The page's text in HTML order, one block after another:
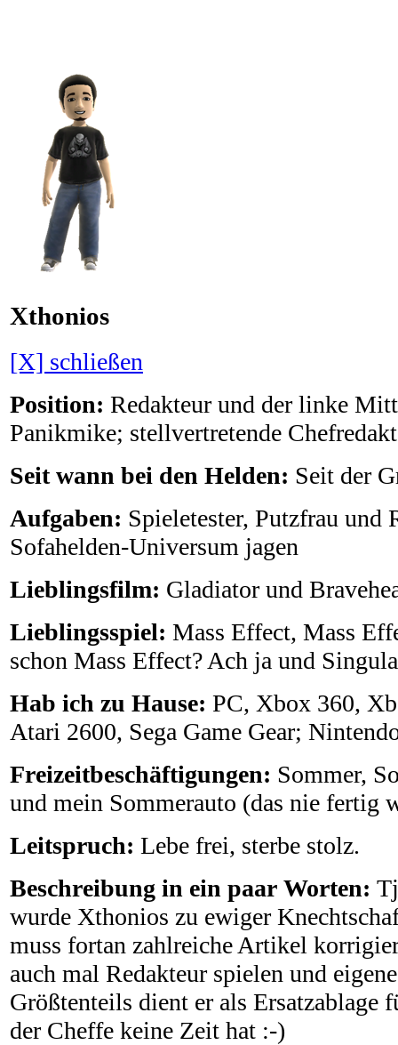
Xthonios
[X] schließen
Position: Redakteur und der linke
Panikmike; stellvertretende
Seit wann bei den Helden: Seit der
Aufgaben: Spieletester, Putzfrau und
Sofahelden-Universum jagen
Lieblingsfilm: Gladiator und
Lieblingsspiel: Mass Effect, Mass
schon Mass Effect? Ach ja und
Hab ich zu Hause: PC, Xbox 360,
Atari 2600, Sega Game Gear;
Freizeitbeschäftigungen: Sommer,
und mein Sommerauto (das nie fertig
Leitspruch: Lebe frei, sterbe stolz.
Beschreibung in ein paar Worten:
wurde Xthonios zu ewiger
muss fortan zahlreiche Artikel
auch mal Redakteur spielen und
Größtenteils dient er als Ersatzablage
der Cheffe keine Zeit hat :-)